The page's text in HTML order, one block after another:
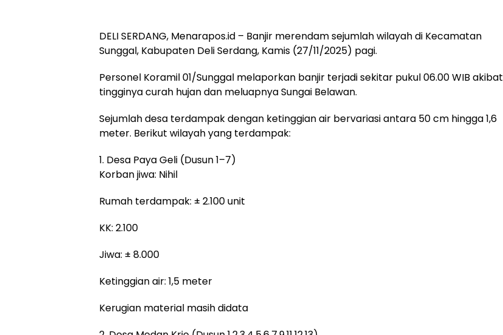
DELI SERDANG, Menarapos.id – Banjir merendam sejumlah wilayah di Kecamatan
Sunggal, Kabupaten Deli Serdang, Kamis (27/11/2025) pagi.
Personel Koramil 01/Sunggal melaporkan banjir terjadi sekitar pukul 06.00 WIB akibat
tingginya curah hujan dan meluapnya Sungai Belawan.
Sejumlah desa terdampak dengan ketinggian air bervariasi antara 50 cm hingga 1,6
meter. Berikut wilayah yang terdampak:
1. Desa Paya Geli (Dusun 1–7)
Korban jiwa: Nihil
Rumah terdampak: ± 2.100 unit
KK: 2.100
Jiwa: ± 8.000
Ketinggian air: 1,5 meter
Kerugian material masih didata